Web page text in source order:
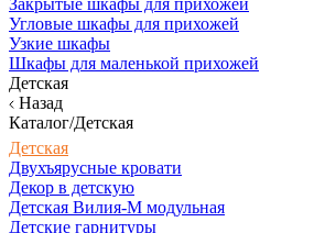
Закрытые шкафы для прихожей
Угловые шкафы для прихожей
Узкие шкафы
Шкафы для маленькой прихожей
Детская
Назад
Каталог/Детская
Детская
Двухъярусные кровати
Декор в детскую
Детская Вилия-М модульная
Детские гарнитуры